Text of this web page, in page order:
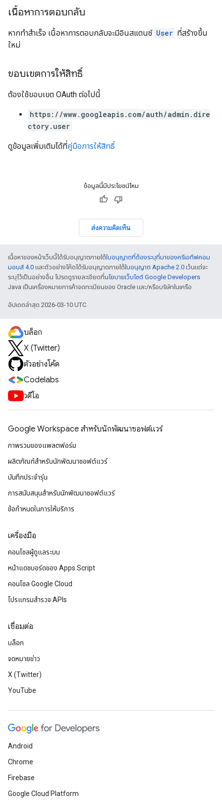
เนื้อหาการตอบกลับ
หากทำสำเร็จ เนื้อหาการตอบกลับจะมีอินสแตนซ์ User ที่สร้างขึ้น
ใหม่
ขอบเขตการให้สิทธิ์
ต้องใช้ขอบเขต OAuth ต่อไปนี้
https://www.googleapis.com/auth/admin.dire
ctory.user
ดูข้อมูลเพิ่มเติมได้ที่คู่มือการให้สิทธิ์
ข้อมูลนี้มีประโยชน์ไหม
ส่งความคิดเห็น
เนื้อหาของหน้าเว็บนี้ได้รับอนุญาตภายใต้ใบอนุญาตที่ต้องระบุที่มาของครีเอทีฟคอม
มอนส์ 4.0 และตัวอย่างโค้ดได้รับอนุญาตภายใต้ใบอนุญาต Apache 2.0 เว้นแต่จะ
ระบุไว้เป็นอย่างอื่น โปรดดูรายละเอียดที่นโยบายเว็บไซต์ Google Developers
Java เป็นเครื่องหมายการค้าจดทะเบียนของ Oracle และ/หรือบริษัทในเครือ
อัปเดตล่าสุด 2026-03-10 UTC
บล็อก
X (Twitter)
ตัวอย่างโค้ด
Codelabs
วิดีโอ
Google Workspace สําหรับนักพัฒนาซอฟต์แวร์
ภาพรวมของแพลตฟอร์ม
ผลิตภัณฑ์สําหรับนักพัฒนาซอฟต์แวร์
บันทึกประจำรุ่น
การสนับสนุนสำหรับนักพัฒนาซอฟต์แวร์
ข้อกำหนดในการให้บริการ
เครื่องมือ
คอนโซลผู้ดูแลระบบ
หน้าแดชบอร์ดของ Apps Script
คอนโซล Google Cloud
โปรแกรมสำรวจ APIs
เชื่อมต่อ
บล็อก
จดหมายข่าว
X (Twitter)
YouTube
Android
Chrome
Firebase
Google Cloud Platform